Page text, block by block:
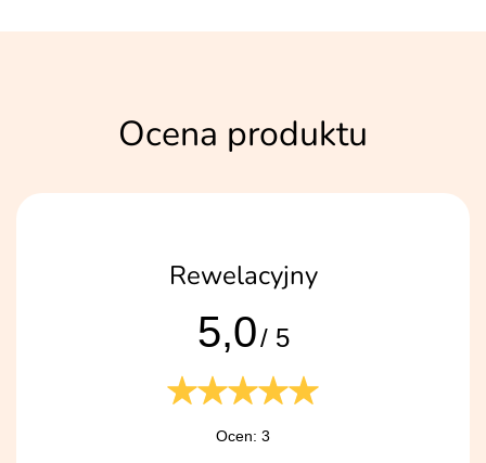
Ocena produktu
Rewelacyjny
5,0/ 5
Ocen: 3